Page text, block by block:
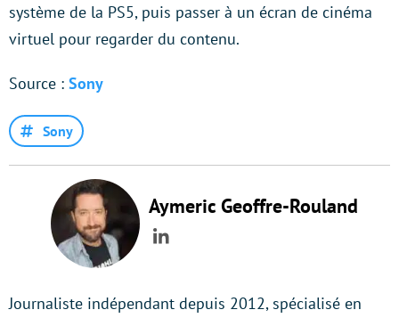
système de la PS5, puis passer à un écran de cinéma
virtuel pour regarder du contenu.
Source : Sony
Sony
Aymeric Geoffre-Rouland
LinkedIn
Journaliste indépendant depuis 2012, spécialisé en